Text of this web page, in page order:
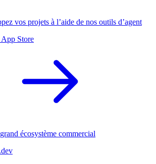
vos projets à l’aide de nos outils d’agent
Store
écosystème commercial